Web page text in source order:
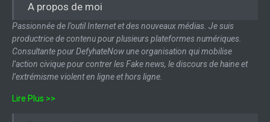
A propos de moi
Passionnée de l’outil Internet et des nouveaux médias. Je suis
productrice de contenu pour plusieurs plateformes numériques.
Consultante pour DefyhateNow une organisation qui mobilise
l’action civique pour contrer les Fake news, le discours de haine et
l’extrémisme violent en ligne et hors ligne.
Lire Plus >>